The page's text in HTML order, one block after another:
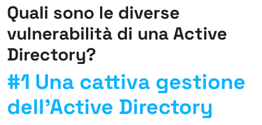
Quali sono le diverse
vulnerabilità di una Active
Directory?
#1 Una cattiva gestione
dell’Active Directory